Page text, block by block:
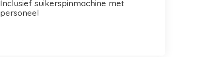
inclusief suikerspinmachine met
personeel